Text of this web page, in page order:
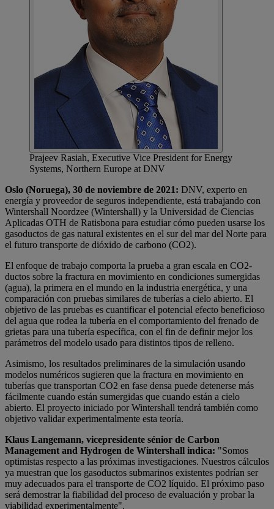
Prajeev Rasiah, Executive Vice President for Energy
Systems, Northern Europe at DNV
Oslo (Noruega), 30 de noviembre de 2021: DNV, experto en
energía y proveedor de seguros independiente, está trabajando con
Wintershall Noordzee (Wintershall) y la Universidad de Ciencias
Aplicadas OTH de Ratisbona para estudiar cómo pueden usarse los
gasoductos de gas natural existentes en el sur del mar del Norte para
el futuro transporte de dióxido de carbono (CO2).
El enfoque de trabajo comporta la prueba a gran escala en CO2-
ductos sobre la fractura en movimiento en condiciones sumergidas
(agua), la primera en el mundo en la industria energética, y una
comparación con pruebas similares de tuberías a cielo abierto. El
objetivo de las pruebas es cuantificar el potencial efecto beneficioso
del agua que rodea la tubería en el comportamiento del frenado de
grietas para una tubería específica, con el fin de definir mejor los
parámetros del modelo usado para distintos tipos de relleno.
Asimismo, los resultados preliminares de la simulación usando
modelos numéricos sugieren que la fractura en movimiento en
tuberías que transportan CO2 en fase densa puede detenerse más
fácilmente cuando están sumergidas que cuando están a cielo
abierto. El proyecto iniciado por Wintershall tendrá también como
objetivo validar experimentalmente esta teoría.
Klaus Langemann, vicepresidente sénior de Carbon
Management and Hydrogen de Wintershall indica: "Somos
optimistas respecto a las próximas investigaciones. Nuestros cálculos
ya muestran que los gasoductos submarinos existentes podrían ser
muy adecuados para el transporte de CO2 líquido. El próximo paso
será demostrar la fiabilidad del proceso de evaluación y probar la
viabilidad experimentalmente".